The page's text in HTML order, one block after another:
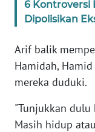
6 Kontroversi
Dipolisikan
Arif balik
Hamidah,
mereka duduki.
"Tunjukkan dulu
Masih hidup
TENTANG
KAMI
PEDOMAN
MEDIA
SIBER
REDAKSI